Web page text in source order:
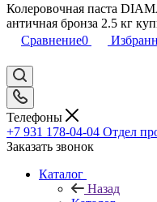
Колеровочная паста
античная бронза 2.5 кг
Сравнение0
Телефоны
+7 931 178-04-04 Отдел
Заказать звонок
Каталог
Назад